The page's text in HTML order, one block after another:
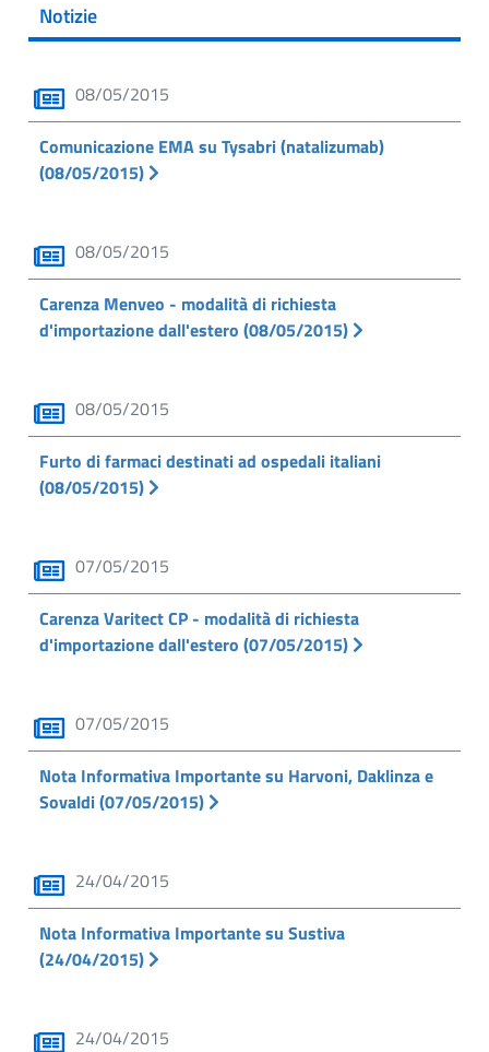
Notizie
08/05/2015
Comunicazione EMA su Tysabri (natalizumab)
(08/05/2015)
08/05/2015
Carenza Menveo - modalità di richiesta
d'importazione dall'estero (08/05/2015)
08/05/2015
Furto di farmaci destinati ad ospedali italiani
(08/05/2015)
07/05/2015
Carenza Varitect CP - modalità di richiesta
d'importazione dall'estero (07/05/2015)
07/05/2015
Nota Informativa Importante su Harvoni, Daklinza e
Sovaldi (07/05/2015)
24/04/2015
Nota Informativa Importante su Sustiva
(24/04/2015)
24/04/2015